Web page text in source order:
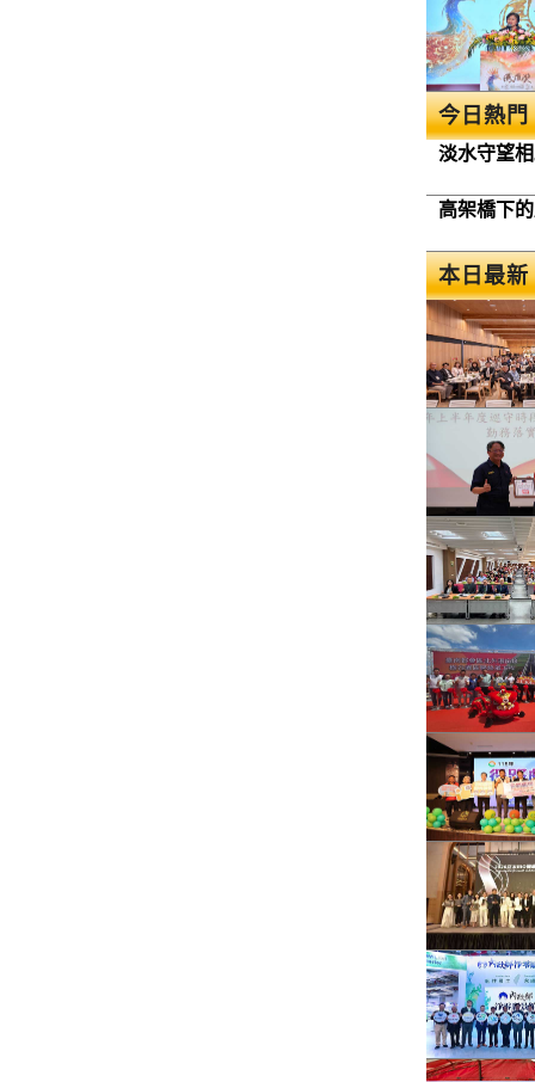
今日熱門
淡水守望
高架橋下
本日最新